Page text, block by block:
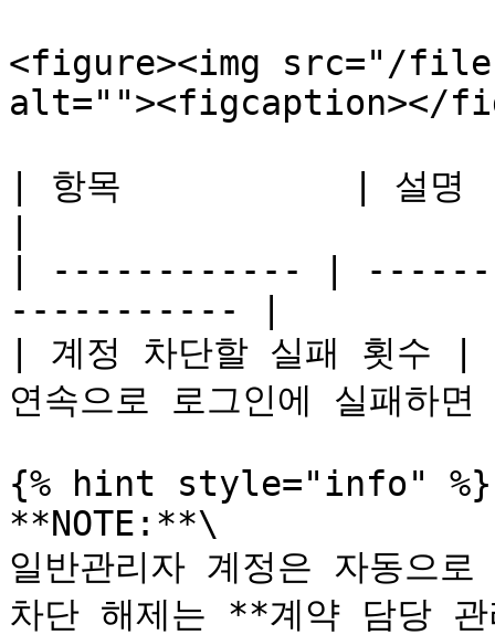
<figure><img src="/files/
alt=""><figcaption></
| 항목           | 설명
| ------------ |
----------- |
| 계정 차단할 실패 횟수 |
연속으로 로그인에 실패하
{% hint style="info" %}
**NOTE:**\
일반관리자 계정은 자동으
차단 해제는 **계약 담당